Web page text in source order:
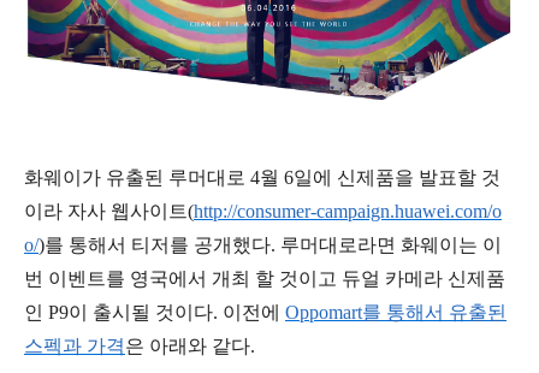
화웨이가 유출된 루머대로 4월 6일에 신제품을 발표할 것
이라 자사 웹사이트(http://consumer-campaign.huawei.com/o
o/)를 통해서 티저를 공개했다. 루머대로라면 화웨이는 이
번 이벤트를 영국에서 개최 할 것이고 듀얼 카메라 신제품
인 P9이 출시될 것이다. 이전에 Oppomart를 통해서 유출된
스펙과 가격은 아래와 같다.